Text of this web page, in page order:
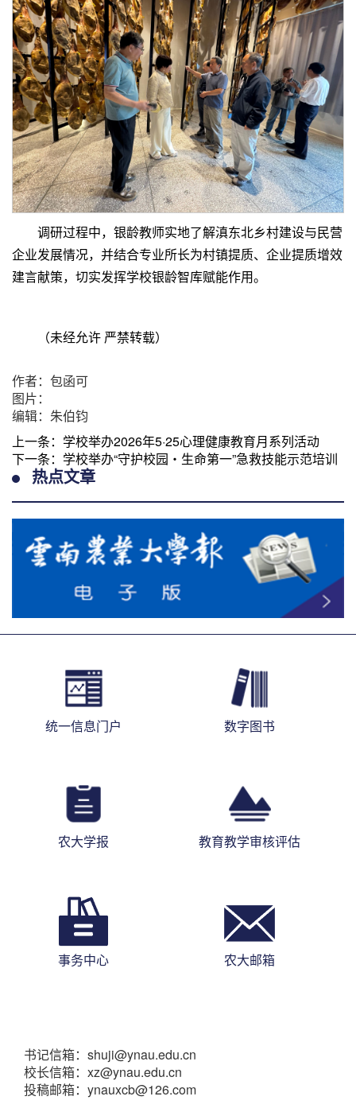
调研过程中，银龄教师实地了解滇东北乡村建设与民营
企业发展情况，并结合专业所长为村镇提质、企业提质增效
建言献策，切实发挥学校银龄智库赋能作用。
（未经允许 严禁转载）
作者：包函可
图片：
编辑：朱伯钧
上一条： 学校举办2026年5·25心理健康教育月系列活动
下一条： 学校举办“守护校园・生命第一”急救技能示范培训
热点文章
统一信息门户 数字图书
农大学报 教育教学审核评估
事务中心 农大邮箱
书记信箱：shuji@ynau.edu.cn
校长信箱：xz@ynau.edu.cn
投稿邮箱：ynauxcb@126.com